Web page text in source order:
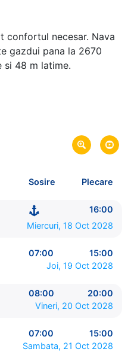
confortul necesar. Nava
gazdui pana la 2670
si 48 m latime.
in
Tokyo, Japonia
Sosire Plecare
16:00
Miercuri, 18 Oct 2028
07:00
15:00
Joi, 19 Oct 2028
08:00
20:00
Vineri, 20 Oct 2028
07:00
15:00
Sambata, 21 Oct 2028